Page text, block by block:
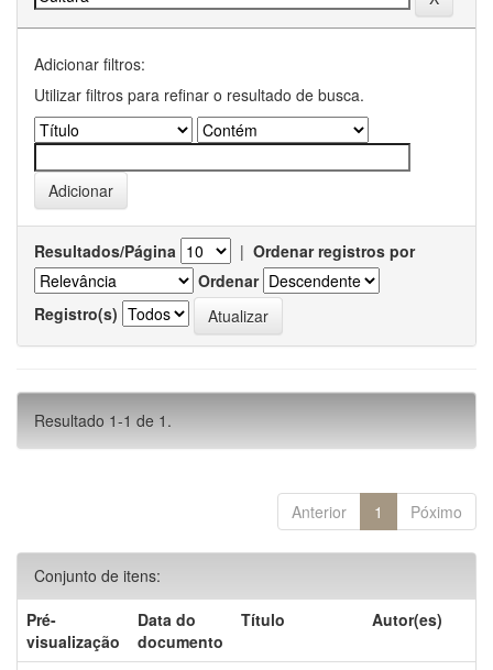
Adicionar filtros:
Utilizar filtros para refinar o resultado de busca.
Resultados/Página | Ordenar registros por
Ordenar
Registro(s)
Resultado 1-1 de 1.
Anterior 1 Póximo
Conjunto de itens:
Pré-
visualização
Data do
documento
Título Autor(es)